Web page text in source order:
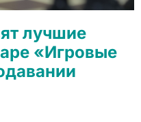
лучшие
«Игровые